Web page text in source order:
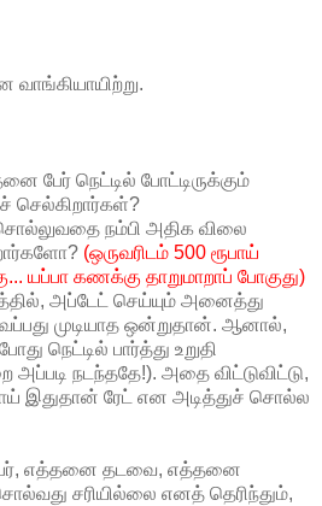
பேர் நெட்டில் போட்டிருக்கும்
செல்கிறார்கள்?
நம்பி அதிக விலை
(ஒருவரிடம் 500 ரூபாய்
யப்பா கணக்கு தாறுமாறாப் போகுது)
அப்டேட் செய்யும் அனைத்து
முடியாத ஒன்றுதான். ஆனால்,
நெட்டில் பார்த்து உறுதி
நடந்ததே!). அதை விட்டுவிட்டு,
இதுதான் ரேட் என அடித்துச் சொல்ல
எத்தனை தடவை, எத்தனை
சரியில்லை எனத் தெரிந்தும்,